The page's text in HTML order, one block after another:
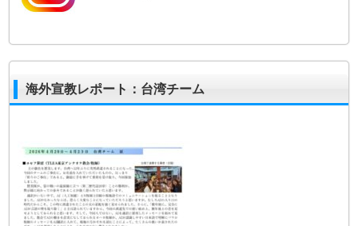
海外宣教レポート：台湾チーム